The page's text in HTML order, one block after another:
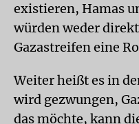
existieren, Hamas
würden weder
Gazastreifen eine
Weiter heißt es in
wird gezwungen,
das möchte, kann